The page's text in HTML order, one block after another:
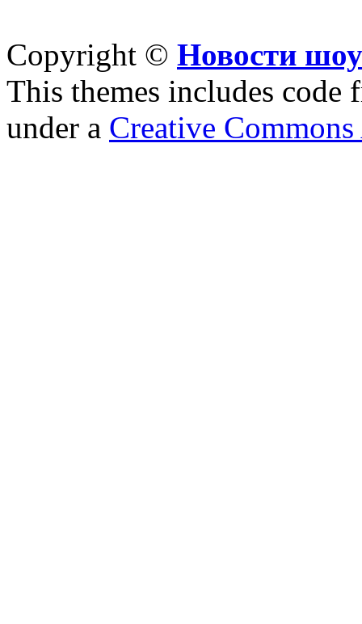
Copyright © Новости
This themes includes code
under a Creative